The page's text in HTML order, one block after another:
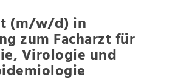
(m/w/d) in
zum Facharzt für
Virologie und